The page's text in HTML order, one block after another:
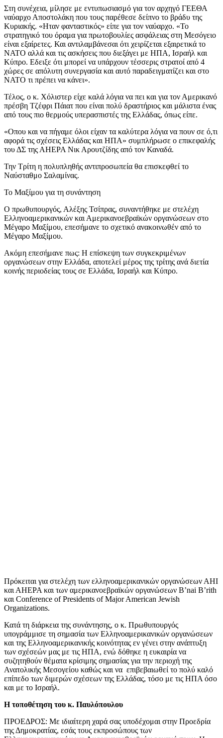
Στη συνέχεια, μίλησε με εντυπωσιασμό για τον αρχηγό ΓΕΕΘΑ
ναύαρχο Αποστολάκη που τους παρέθεσε δείπνο το βράδυ της
Κυριακής. «Ηταν φανταστικός» είπε για τον ναύαρχο. «Το
στρατηγικό του όραμα για πρωτοβουλίες ασφάλειας στη Μεσόγειο
είναι εξαίρετες. Και αντιλαμβάνεσαι ότι χειρίζεται εξαιρετικά το
ΝΑΤΟ αλλά και τις ασκήσεις που διεξάγει με ΗΠΑ, Ισραήλ και
Κύπρο. Εδειξε ότι μπορεί να υπάρχουν τέσσερις στρατοί από 4
χώρες σε απόλυτη συνεργασία και αυτό παραδειγματίζει και στο
ΝΑΤΟ τι πρέπει να κάνει».
Τέλος, ο κ. Χόλιστερ είχε καλά λόγια να πει και για τον Αμερικανό
πρέσβη Τζέφρι Πάιατ που είναι πολύ δραστήριος και μάλιστα ένας
από τους πιο θερμούς υπερασπιστές της Ελλάδας, όπως είπε.
«Οπου και να πήγαμε όλοι είχαν τα καλύτερα λόγια να πουν σε ό,τι
αφορά τις σχέσεις Ελλάδας και ΗΠΑ» συμπλήρωσε ο επικεφαλής
του ΔΣ της ΑΗΕΡΑ Νικ Αρουτζίδης από τον Καναδά.
Την Τρίτη η πολυπληθής αντιπροσωπεία θα επισκεφθεί το
Ναύσταθμο Σαλαμίνας.
Το Μαξίμου για τη συνάντηση
Ο πρωθυπουργός, Αλέξης Τσίπρας, συναντήθηκε με στελέχη
Ελληνοαμερικανικών και Αμερικανοεβραϊκών οργανώσεων στο
Μέγαρο Μαξίμου, επεσήμανε το σχετικό ανακοινωθέν από το
Μέγαρο Μαξίμου.
Ακόμη επεσήμανε πως: Η επίσκεψη των συγκεκριμένων
οργανώσεων στην Ελλάδα, αποτελεί μέρος της τρίτης ανά διετία
κοινής περιοδείας τους σε Ελλάδα, Ισραήλ και Κύπρο.
Πρόκειται για στελέχη των ελληνοαμερικανικών οργανώσεων ΑΗΙ
και ΑΗΕΡΑ και των αμερικανοεβραϊκών οργανώσεων B’nai B’rith
και Conference of Presidents of Major American Jewish
Organizations.
Κατά τη διάρκεια της συνάντησης, ο κ. Πρωθυπουργός
υπογράμμισε τη σημασία των Ελληνοαμερικανικών οργανώσεων
και της Ελληνοαμερικανικής κοινότητας εν γένει στην ανάπτυξη
των σχέσεών μας με τις ΗΠΑ, ενώ δόθηκε η ευκαιρία να
συζητηθούν θέματα κρίσιμης σημασίας για την περιοχή της
Ανατολικής Μεσογείου καθώς και να επιβεβαιωθεί το πολύ καλό
επίπεδο των διμερών σχέσεων της Ελλάδας, τόσο με τις ΗΠΑ όσο
και με το Ισραήλ.
Η τοποθέτηση του κ. Παυλόπουλου
ΠΡΟΕΔΡΟΣ: Με ιδιαίτερη χαρά σας υποδέχομαι στην Προεδρία
της Δημοκρατίας, εσάς τους εκπροσώπους των